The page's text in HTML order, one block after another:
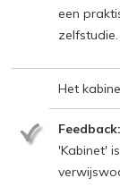
een
zelfstudie.
Het
Feedback:
'Kabinet'